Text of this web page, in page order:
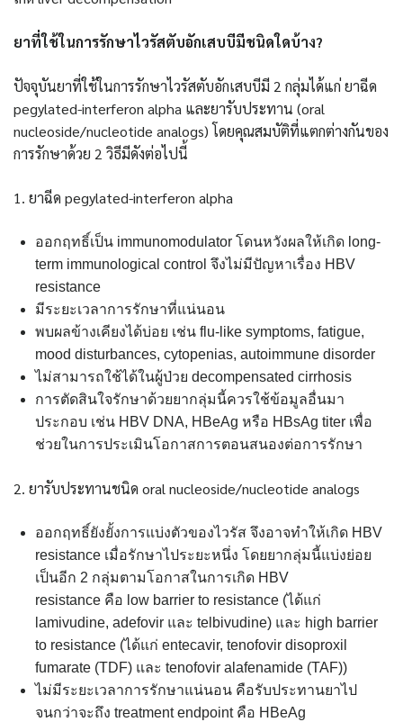
ยาที่ใช้ในการรักษาไวรัสตับอักเสบบีมีชนิดใดบ้าง?
ปัจจุบันยาที่ใช้ในการรักษาไวรัสตับอักเสบบีมี 2 กลุ่มได้แก่ ยาฉีด
pegylated-interferon alpha และยารับประทาน (oral
nucleoside/nucleotide analogs) โดยคุณสมบัติที่แตกต่างกันของ
การรักษาด้วย 2 วิธีมีดังต่อไปนี้
1. ยาฉีด pegylated-interferon alpha
ออกฤทธิ์เป็น immunomodulator โดนหวังผลให้เกิด long-
term immunological control จึงไม่มีปัญหาเรื่อง HBV
resistance
มีระยะเวลาการรักษาที่แน่นอน
พบผลข้างเคียงได้บ่อย เช่น flu-like symptoms, fatigue,
mood disturbances, cytopenias, autoimmune disorder
ไม่สามารถใช้ได้ในผู้ป่วย decompensated cirrhosis
การตัดสินใจรักษาด้วยยากลุ่มนี้ควรใช้ข้อมูลอื่นมา
ประกอบ เช่น HBV DNA, HBeAg หรือ HBsAg titer เพื่อ
ช่วยในการประเมินโอกาสการตอนสนองต่อการรักษา
2. ยารับประทานชนิด oral nucleoside/nucleotide analogs
ออกฤทธิ์ยังยั้งการแบ่งตัวของไวรัส จึงอาจทำให้เกิด HBV
resistance เมื่อรักษาไประยะหนึ่ง โดยยากลุ่มนี้แบ่งย่อย
เป็นอีก 2 กลุ่มตามโอกาสในการเกิด HBV
resistance คือ low barrier to resistance (ได้แก่
lamivudine, adefovir และ telbivudine) และ high barrier
to resistance (ได้แก่ entecavir, tenofovir disoproxil
fumarate (TDF) และ tenofovir alafenamide (TAF))
ไม่มีระยะเวลาการรักษาแน่นอน คือรับประทานยาไป
จนกว่าจะถึง treatment endpoint คือ HBeAg